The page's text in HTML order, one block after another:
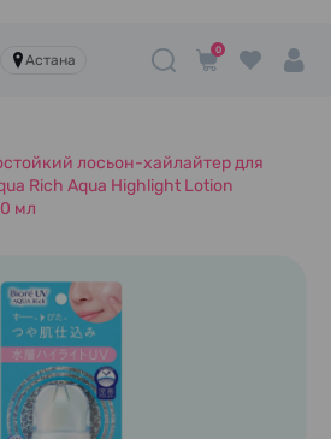
Астана
0
лосьон-хайлайтер для
Rich Aqua Highlight Lotion
мл